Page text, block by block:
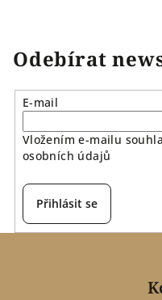
Odebírat
E-mail
Vložením e-mailu
osobních údajů
Přihlásit se